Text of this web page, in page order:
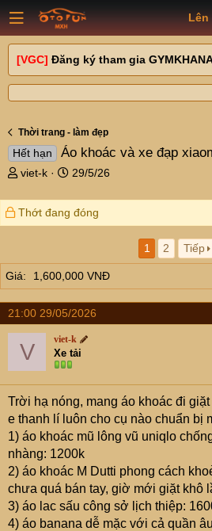
Lên
[VGC] Đăng ký tham gia
Thời trang - làm đẹp
Hết hạn Áo khoác và xe đạp
T
r
e
s
t
a
t
r
viet-k
N
à
y
i
29/5/26
Thớt đang đóng
1 2 Tiếp
Giá 1,600,000 VNĐ
21:00 29/05/2026
V viet-k
Xe tải
Trời hạ nóng, mang áo khoác đi
e thanh lí luôn cho cụ nào chuẩn bị
1) áo khoác mũ lông vũ uniqlo
nhàng: 1200k
2) áo khoác M Dutti phong cách
chưa quá bán tay, giờ mới giặt khô
3) áo lac sấu công sở lịch thiệp:
4) áo banana dễ mặc với cả quần